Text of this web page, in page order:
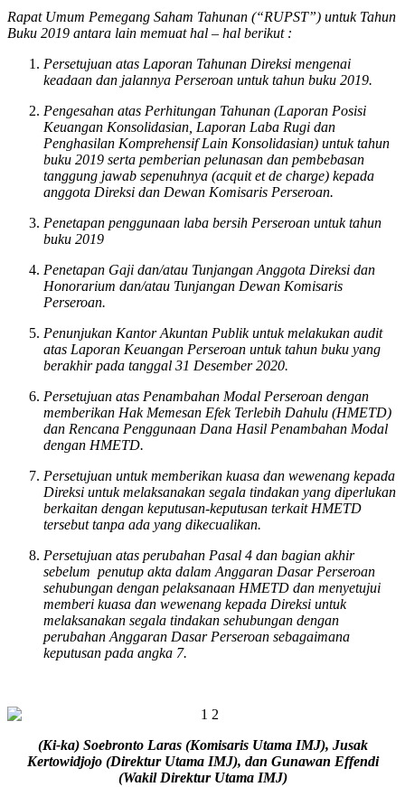
Rapat Umum Pemegang Saham Tahunan (“RUPST”) untuk Tahun
Buku 2019 antara lain memuat hal – hal berikut :
Persetujuan atas Laporan Tahunan Direksi mengenai
keadaan dan jalannya Perseroan untuk tahun buku 2019.
Pengesahan atas Perhitungan Tahunan (Laporan Posisi
Keuangan Konsolidasian, Laporan Laba Rugi dan
Penghasilan Komprehensif Lain Konsolidasian) untuk tahun
buku 2019 serta pemberian pelunasan dan pembebasan
tanggung jawab sepenuhnya (acquit et de charge) kepada
anggota Direksi dan Dewan Komisaris Perseroan.
Penetapan penggunaan laba bersih Perseroan untuk tahun
buku 2019
Penetapan Gaji dan/atau Tunjangan Anggota Direksi dan
Honorarium dan/atau Tunjangan Dewan Komisaris
Perseroan.
Penunjukan Kantor Akuntan Publik untuk melakukan audit
atas Laporan Keuangan Perseroan untuk tahun buku yang
berakhir pada tanggal 31 Desember 2020.
Persetujuan atas Penambahan Modal Perseroan dengan
memberikan Hak Memesan Efek Terlebih Dahulu (HMETD)
dan Rencana Penggunaan Dana Hasil Penambahan Modal
dengan HMETD.
Persetujuan untuk memberikan kuasa dan wewenang kepada
Direksi untuk melaksanakan segala tindakan yang diperlukan
berkaitan dengan keputusan-keputusan terkait HMETD
tersebut tanpa ada yang dikecualikan.
Persetujuan atas perubahan Pasal 4 dan bagian akhir
sebelum penutup akta dalam Anggaran Dasar Perseroan
sehubungan dengan pelaksanaan HMETD dan menyetujui
memberi kuasa dan wewenang kepada Direksi untuk
melaksanakan segala tindakan sehubungan dengan
perubahan Anggaran Dasar Perseroan sebagaimana
keputusan pada angka 7.
(Ki-ka) Soebronto Laras (Komisaris Utama IMJ), Jusak
Kertowidjojo (Direktur Utama IMJ), dan Gunawan Effendi
(Wakil Direktur Utama IMJ)